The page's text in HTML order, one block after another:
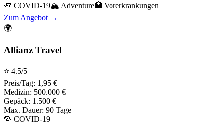
🦠 COVID-19🏔️ Adventure🏥 Vorerkrankungen
Zum Angebot →
🌍
Allianz Travel
⭐ 4.5/5
Preis/Tag: 1,95 €
Medizin: 500.000 €
Gepäck: 1.500 €
Max. Dauer: 90 Tage
🦠 COVID-19